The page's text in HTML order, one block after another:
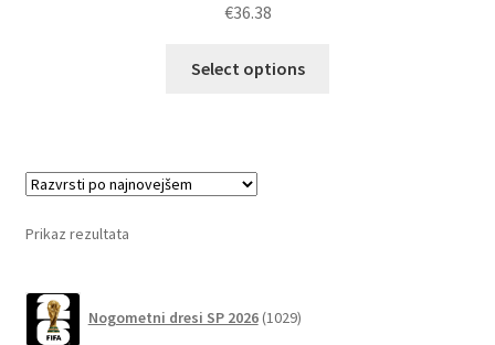
€36.38
Select options
Prikaz rezultata
Nogometni dresi SP 2026 1029izdelkov